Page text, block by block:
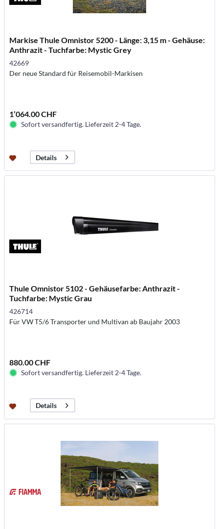
Markise Thule Omnistor 5200 - Länge: 3,15 m - Gehäuse:
Anthrazit - Tuchfarbe: Mystic Grey
42669
Der neue Standard für Reisemobil-Markisen
1’064.00 CHF
Sofort versandfertig. Lieferzeit 2-4 Tage.
Details
Thule Omnistor 5102 - Gehäusefarbe: Anthrazit -
Tuchfarbe: Mystic Grau
426714
Für VW T5/6 Transporter und Multivan ab Baujahr 2003
880.00 CHF
Sofort versandfertig. Lieferzeit 2-4 Tage.
Details